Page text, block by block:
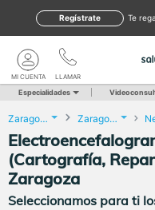
te
Regístrate
LLAMAR
MI CUENTA
Especialidades
Zaragoza Zaragoza
(Cartografía,
Zaragoza
Seleccionamos para ti